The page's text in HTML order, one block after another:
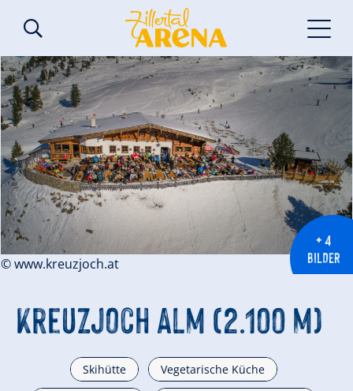
© www.kreuzjoch.at
+ 4
BILDER
Kreuzjoch Alm (2.100 m)
Skihütte Vegetarische Küche